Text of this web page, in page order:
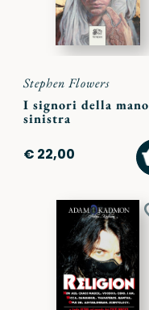
Stephen Flowers
I signori della mano
sinistra
€ 22,00